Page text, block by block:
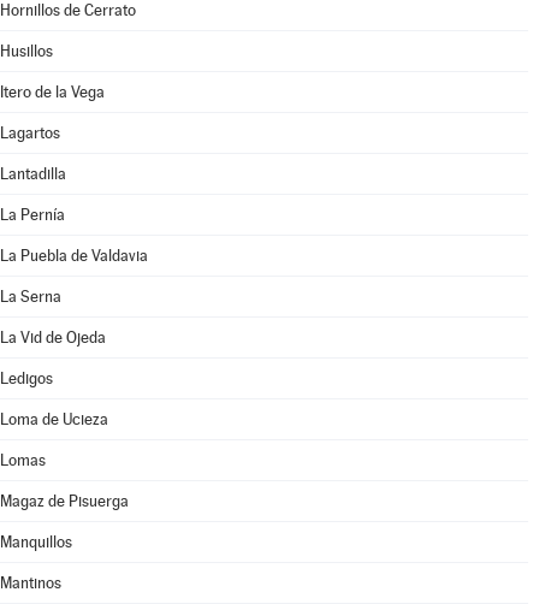
Hornillos de Cerrato
Husillos
Itero de la Vega
Lagartos
Lantadilla
La Pernía
La Puebla de Valdavia
La Serna
La Vid de Ojeda
Ledigos
Loma de Ucieza
Lomas
Magaz de Pisuerga
Manquillos
Mantinos